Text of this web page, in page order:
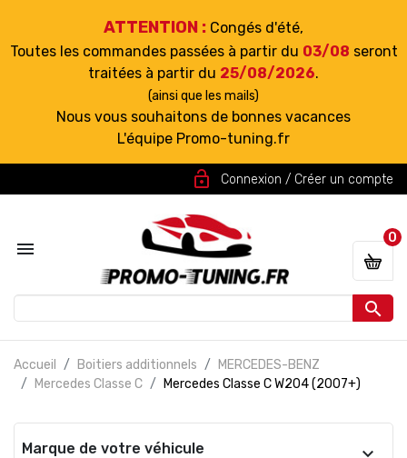
ATTENTION : Congés d'été,
Toutes les commandes passées à partir du 03/08 seront
traitées à partir du 25/08/2026.
(ainsi que les mails)
Nous vous souhaitons de bonnes vacances
L'équipe Promo-tuning.fr
lock_open Connexion / Créer un compte


0
Accueil Boitiers additionnels
MERCEDES-BENZ
Mercedes Classe C
Mercedes Classe C W204 (2007+)
Marque de votre véhicule